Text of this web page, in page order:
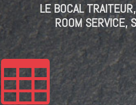
LE BOCAL
ROOM SERVICE,
